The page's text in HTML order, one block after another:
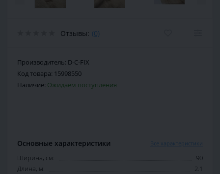
Отзывы: (0)
Производитель: D-C-FIX
Код товара: 15998550
Наличие: Ожидаем поступления
Основные характеристики Все характеристики
Ширина, см:
90
Длина, м:
2.1